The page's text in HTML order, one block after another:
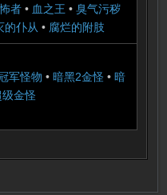
者 • 血之王 •臭气污秽
的仆从 • 腐烂的附肢
军怪物 • 暗黑2金怪 • 暗
金怪